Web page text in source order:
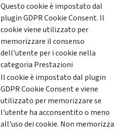
Questo cookie è impostato dal
plugin GDPR Cookie Consent. Il
cookie viene utilizzato per
memorizzare il consenso
dell'utente per i cookie nella
categoria Prestazioni
Il cookie è impostato dal plugin
GDPR Cookie Consent e viene
utilizzato per memorizzare se
l'utente ha acconsentito o meno
all'uso dei cookie. Non memorizza